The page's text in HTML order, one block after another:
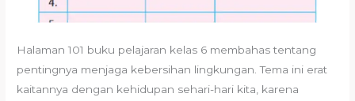
Halaman 101 buku pelajaran kelas 6 membahas tentang
pentingnya menjaga kebersihan lingkungan. Tema ini erat
kaitannya dengan kehidupan sehari-hari kita, karena